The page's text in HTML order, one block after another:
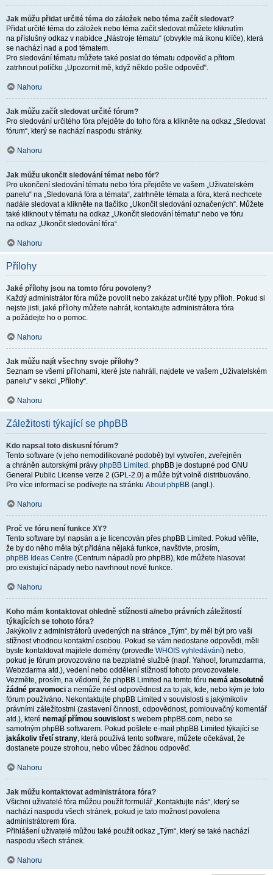
Jak můžu přidat určité téma do záložek nebo téma začít sledovat?
Přidat určité téma do záložek nebo téma začít sledovat můžete kliknutím
na příslušný odkaz v nabídce „Nástroje tématu“ (obvykle má ikonu klíče), která
se nachází nad a pod tématem.
Pro sledování tématu můžete také poslat do tématu odpověď a přitom
zatrhnout políčko „Upozornit mě, když někdo pošle odpověď“.
Nahoru
Jak můžu začít sledovat určité fórum?
Pro sledování určitého fóra přejděte do toho fóra a klikněte na odkaz „Sledovat
fórum“, který se nachází naspodu stránky.
Nahoru
Jak můžu ukončit sledování témat nebo fór?
Pro ukončení sledování tématu nebo fóra přejděte ve vašem „Uživatelském
panelu“ na „Sledovaná fóra a témata“, zatrhněte témata a fóra, která nechcete
nadále sledovat a klikněte na tlačítko „Ukončit sledování označených“. Můžete
také kliknout v tématu na odkaz „Ukončit sledování tématu“ nebo ve fóru
na odkaz „Ukončit sledování fóra“.
Nahoru
Přílohy
Jaké přílohy jsou na tomto fóru povoleny?
Každý administrátor fóra může povolit nebo zakázat určité typy příloh. Pokud si
nejste jisti, jaké přílohy můžete nahrát, kontaktujte administrátora fóra
a požádejte ho o pomoc.
Nahoru
Jak můžu najít všechny svoje přílohy?
Seznam se všemi přílohami, které jste nahráli, najdete ve vašem „Uživatelském
panelu“ v sekci „Přílohy“.
Nahoru
Záležitosti týkající se phpBB
Kdo napsal toto diskusní fórum?
Tento software (v jeho nemodifikované podobě) byl vytvořen, zveřejněn
a chráněn autorskými právy phpBB Limited . phpBB je dostupné pod GNU
General Public License verze 2 (GPL-2.0) a může být volně distribuováno.
Pro více informací se podívejte na stránku About phpBB (angl.).
Nahoru
Proč ve fóru není funkce XY?
Tento software byl napsán a je licencován přes phpBB Limited. Pokud věříte,
že by do něho měla být přidána nějaká funkce, navštivte, prosím,
phpBB Ideas Centre (Centrum nápadů pro phpBB), kde můžete hlasovat
pro existující nápady nebo navrhnout nové funkce.
Nahoru
Koho mám kontaktovat ohledně stížnosti a/nebo právních záležitostí
týkajících se tohoto fóra?
Jakýkoliv z administrátorů uvedených na stránce „Tým“, by měl být pro vaši
stížnost vhodnou kontaktní osobou. Pokud se vám nedostane odpovědi, měli
byste kontaktovat majitele domény (proveďte WHOIS vyhledávání) nebo,
pokud je fórum provozováno na bezplatné službě (např. Yahoo!, forumzdarma,
Webzdarma atd.), vedení nebo oddělení stížností tohoto provozovatele.
Vezměte, prosím, na vědomí, že phpBB Limited na tomto fóru nemá absolutně
žádné pravomoci a nemůže nést odpovědnost za to jak, kde, nebo kým je toto
fórum používáno. Nekontaktujte phpBB Limited v souvislosti s jakýmikoliv
právními záležitostmi (zastavení činnosti, odpovědnost, pomlouvačný komentář
atd.), které nemají přímou souvislost s webem phpBB.com, nebo se
samotným phpBB softwarem. Pokud pošlete e-mail phpBB Limited týkající se
jakákoliv třetí strany, která používá tento software, můžete očekávat, že
dostanete pouze strohou, nebo vůbec žádnou odpověď.
Nahoru
Jak můžu kontaktovat administrátora fóra?
Všichni uživatelé fóra můžou použít formulář „Kontaktujte nás“, který se
nachází naspodu všech stránek, pokud je tato možnost povolena
administrátorem fóra.
Přihlášení uživatelé můžou také použít odkaz „Tým“, který se také nachází
naspodu všech stránek.
Nahoru